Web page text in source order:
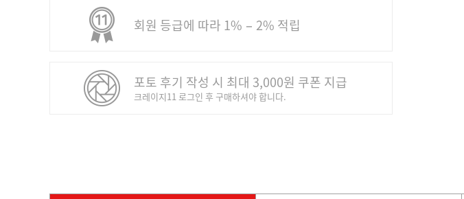
회원 등급에 따라 1% − 2% 적립
포토 후기 작성 시 최대 3,000원 쿠폰 지급
크레이지11 로그인 후 구매하셔야 합니다.